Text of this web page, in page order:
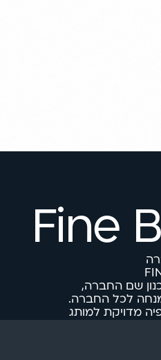
Fine
שם החברה,
מנחה לכל החברה.
מדויקת למותג